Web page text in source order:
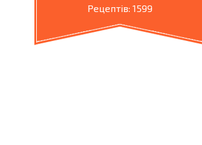
Рецептів: 1599